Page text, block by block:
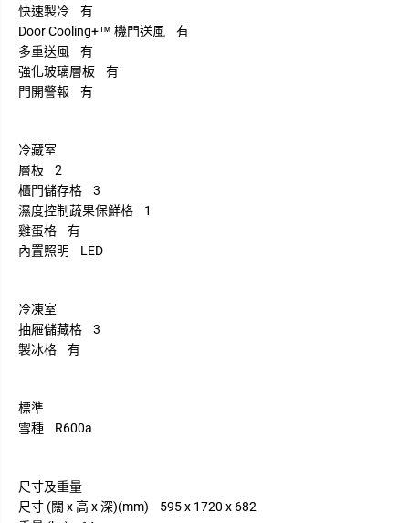
快速製冷 有
Door Cooling+™ 機門送風 有
多重送風 有
強化玻璃層板 有
門開警報 有
冷藏室
層板 2
櫃門儲存格 3
濕度控制蔬果保鮮格 1
雞蛋格 有
內置照明 LED
冷凍室
抽屜儲藏格 3
製冰格 有
標準
雪種 R600a
尺寸及重量
尺寸 (闊 x 高 x 深)(mm) 595 x 1720 x 682